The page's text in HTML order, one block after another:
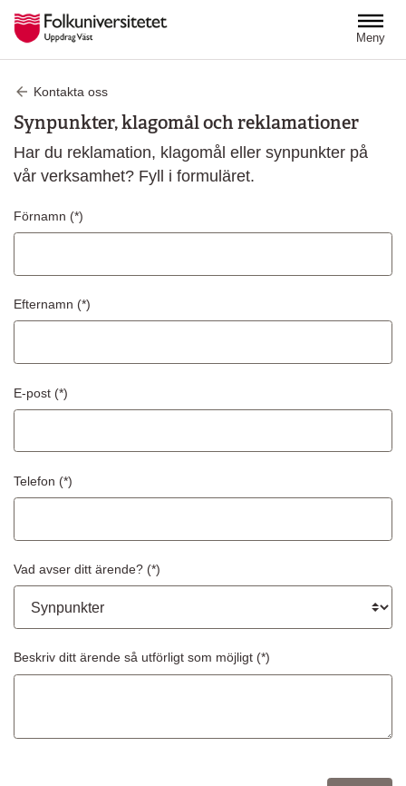
Meny
Kontakta oss
Synpunkter, klagomål och reklamationer
Har du reklamation, klagomål eller synpunkter på
vår verksamhet? Fyll i formuläret.
Förnamn
Efternamn
E-post
Telefon
Vad avser ditt ärende?
Beskriv ditt ärende så utförligt som möjligt